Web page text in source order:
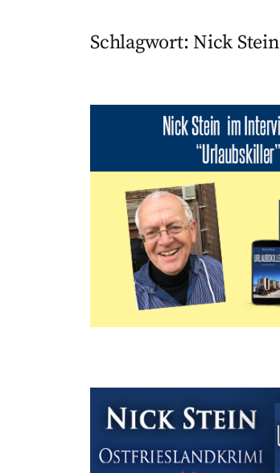
Schlagwort: Nick Stein